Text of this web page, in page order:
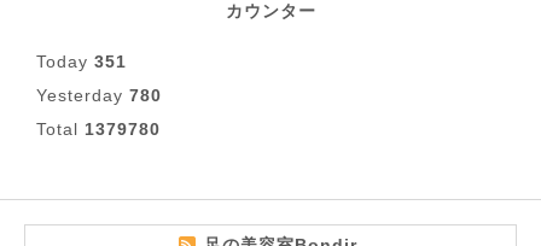
カウンター
Today 351
Yesterday 780
Total 1379780